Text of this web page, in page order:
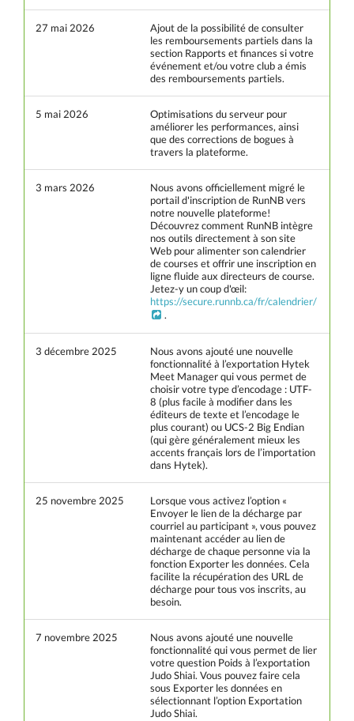
27 mai 2026
Ajout de la possibilité de consulter
les remboursements partiels dans la
section Rapports et finances si votre
événement et/ou votre club a émis
des remboursements partiels.
5 mai 2026
Optimisations du serveur pour
améliorer les performances, ainsi
que des corrections de bogues à
travers la plateforme.
3 mars 2026
Nous avons officiellement migré le
portail d'inscription de RunNB vers
notre nouvelle plateforme!
Découvrez comment RunNB intègre
nos outils directement à son site
Web pour alimenter son calendrier
de courses et offrir une inscription en
ligne fluide aux directeurs de course.
Jetez-y un coup d'œil:
https://secure.runnb.ca/fr/calendrier/
.
3 décembre 2025
Nous avons ajouté une nouvelle
fonctionnalité à l’exportation Hytek
Meet Manager qui vous permet de
choisir votre type d’encodage : UTF-
8 (plus facile à modifier dans les
éditeurs de texte et l’encodage le
plus courant) ou UCS-2 Big Endian
(qui gère généralement mieux les
accents français lors de l’importation
dans Hytek).
25 novembre 2025
Lorsque vous activez l’option «
Envoyer le lien de la décharge par
courriel au participant », vous pouvez
maintenant accéder au lien de
décharge de chaque personne via la
fonction Exporter les données. Cela
facilite la récupération des URL de
décharge pour tous vos inscrits, au
besoin.
7 novembre 2025
Nous avons ajouté une nouvelle
fonctionnalité qui vous permet de lier
votre question Poids à l’exportation
Judo Shiai. Vous pouvez faire cela
sous Exporter les données en
sélectionnant l’option Exportation
Judo Shiai.